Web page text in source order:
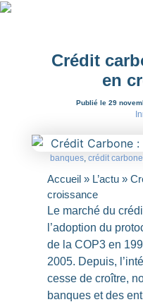
Crédit
en
Publié le 29
banques, crédit carbone
Accueil » L’actu »
croissance
Le marché du
l’adoption du
de la COP3 en
2005. Depuis,
cesse de croître,
banques et des